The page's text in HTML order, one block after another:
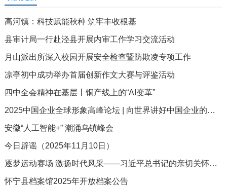
高河镇：科技赋能秋种 筑牢丰收根基
县审计局一行赴泾县开展内审工作学习交流活动
月山派出所深入校园开展安全检查暨防欺凌专项工作
凉亭初中成功举办首届创新作文大赛与评鉴活动
四中全会精神在基层丨铜产线上的“AI变革”
2025中国企业全球形象高峰论坛 | 向世界讲好中国企业的创新故事
安徽“人工智能+” 潮涌乌镇峰会
今日辟谣（2025年11月10日）
逐梦运动赛场 激扬时代风采——习近平总书记的亲切关怀激励广大体育工作者和各界群众在建设体育强国、健康中国征途上拼搏奋进
怀宁县档案馆2025年开放档案公告